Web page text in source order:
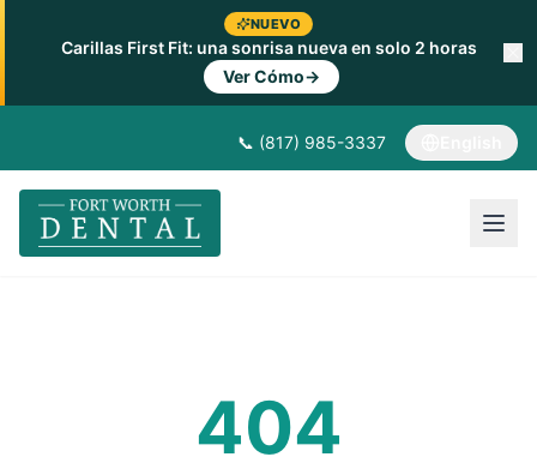
NUEVO
Carillas First Fit: una sonrisa nueva en solo 2 horas
Ver Cómo→
📞 (817) 985-3337
404